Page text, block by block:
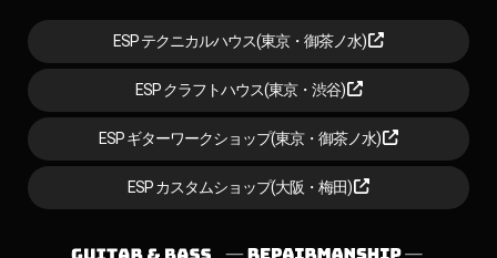
ESP テクニカルハウス(東京・御茶ノ水)
ESP クラフトハウス(東京・渋谷)
ESP ギターワークショップ(東京・御茶ノ水)
ESP カスタムショップ(大阪・梅田)